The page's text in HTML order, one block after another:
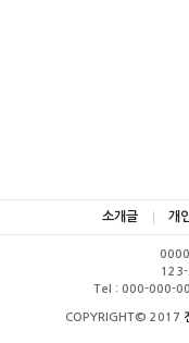
소개글 개
123-
Tel : 000-000-
COPYRIGHT© 2017